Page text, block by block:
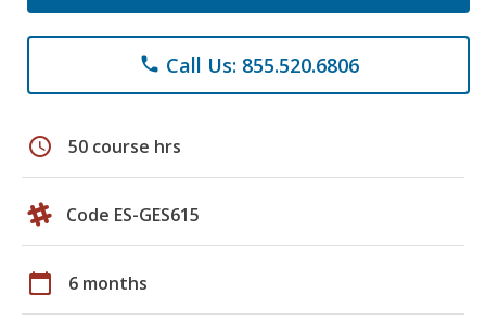
phone Call Us: 855.520.6806
schedule 50 course hrs
Code ES-GES615
calendar_today 6 months